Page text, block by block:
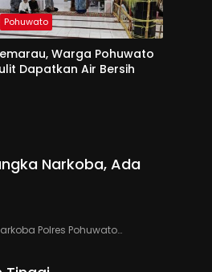
Pohuwato
Warga Pohuwato
Dapatkan Air Bersih
Narkoba, Ada
Polres Pohuwato…